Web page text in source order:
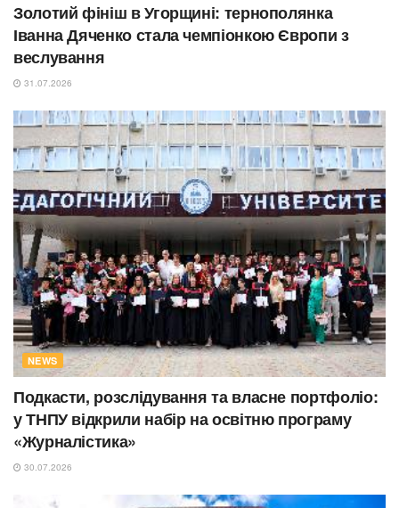
Золотий фініш в Угорщині: тернополянка
Іванна Дяченко стала чемпіонкою Європи з
веслування
31.07.2026
NEWS
Подкасти, розслідування та власне портфоліо:
у ТНПУ відкрили набір на освітню програму
«Журналістика»
30.07.2026